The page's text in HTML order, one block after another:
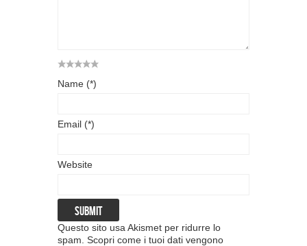
Name (*)
Email (*)
Website
Questo sito usa Akismet per ridurre lo
spam. Scopri come i tuoi dati vengono